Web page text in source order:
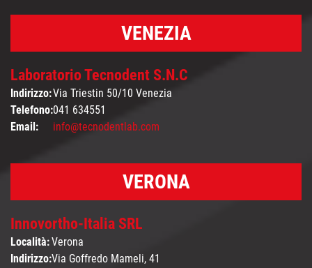
VENEZIA
Laboratorio Tecnodent S.N.C
Indirizzo:Via Triestin 50/10 Venezia
Telefono:041 634551
Email:
info@tecnodentlab.com
VERONA
Innovortho-Italia SRL
Località:Verona
Indirizzo:Via Goffredo Mameli, 41